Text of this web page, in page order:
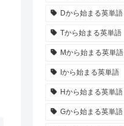
Dから始まる英単語
Tから始まる英単語
Mから始まる英単語
Iから始まる英単語
Hから始まる英単語
Gから始まる英単語